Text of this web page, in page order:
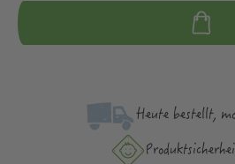
Heute bestellt,